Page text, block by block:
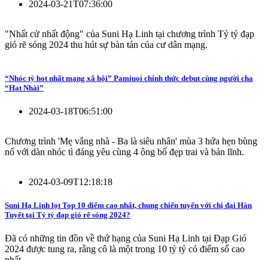
2024-03-21T07:36:00
"Nhất cử nhất động" của Suni Hạ Linh tại chương trình Tỷ tỷ đạp
gió rẽ sóng 2024 thu hút sự bàn tán của cư dân mạng.
“Nhóc tỳ hot nhất mạng xã hội” Pamiuoi chính thức debut cùng người cha
“Hạt Nhài”
2024-03-18T06:51:00
Chương trình 'Mẹ vắng nhà - Ba là siêu nhân' mùa 3 hứa hẹn bùng
nổ với dàn nhóc tì đáng yêu cùng 4 ông bố đẹp trai và bản lĩnh.
2024-03-09T12:18:18
Suni Hạ Linh lọt Top 10 điểm cao nhất, chung chiến tuyến với chị đại Hàn
Tuyết tại Tỷ tỷ đạp gió rẽ sóng 2024?
Đã có những tin đồn về thứ hạng của Suni Hạ Linh tại Đạp Gió
2024 được tung ra, rằng cô là một trong 10 tỷ tỷ có điểm số cao